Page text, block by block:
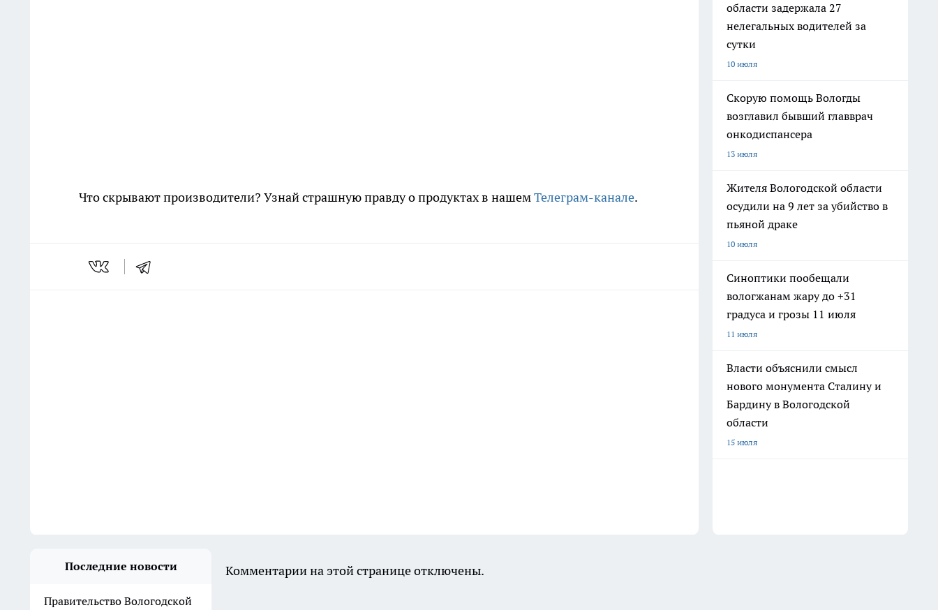
Что скрывают производители? Узнай страшную правду о продуктах в нашемТелеграм-канале.
области задержала 27
нелегальных водителей за
сутки
10 июля
Скорую помощь Вологды
возглавил бывший главврач
онкодиспансера
13 июля
Жителя Вологодской области
осудили на 9 лет за убийство в
пьяной драке
10 июля
Синоптики пообещали
вологжанам жару до +31
градуса и грозы 11 июля
11 июля
Власти объяснили смысл
нового монумента Сталину и
Бардину в Вологодской
области
15 июля
Последние новости
Правительство Вологодской
Комментарии на этой странице отключены.